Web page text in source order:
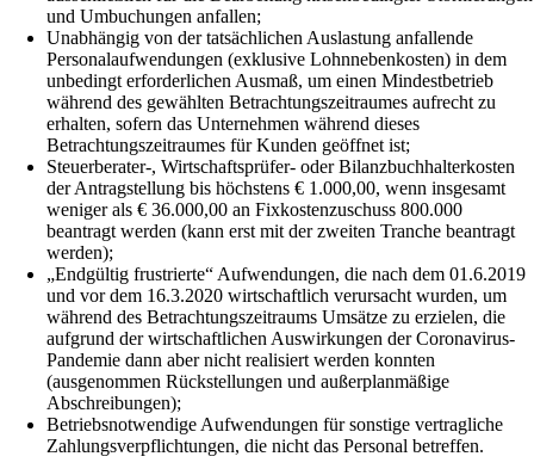
und Umbuchungen anfallen;
Unabhängig von der tatsächlichen Auslastung anfallende
Personalaufwendungen (exklusive Lohnnebenkosten) in dem
unbedingt erforderlichen Ausmaß, um einen Mindestbetrieb
während des gewählten Betrachtungszeitraumes aufrecht zu
erhalten, sofern das Unternehmen während dieses
Betrachtungszeitraumes für Kunden geöffnet ist;
Steuerberater-, Wirtschaftsprüfer- oder Bilanzbuchhalterkosten
der Antragstellung bis höchstens € 1.000,00, wenn insgesamt
weniger als € 36.000,00 an Fixkostenzuschuss 800.000
beantragt werden (kann erst mit der zweiten Tranche beantragt
werden);
„Endgültig frustrierte“ Aufwendungen, die nach dem 01.6.2019
und vor dem 16.3.2020 wirtschaftlich verursacht wurden, um
während des Betrachtungszeitraums Umsätze zu erzielen, die
aufgrund der wirtschaftlichen Auswirkungen der Coronavirus-
Pandemie dann aber nicht realisiert werden konnten
(ausgenommen Rückstellungen und außerplanmäßige
Abschreibungen);
Betriebsnotwendige Aufwendungen für sonstige vertragliche
Zahlungsverpflichtungen, die nicht das Personal betreffen.